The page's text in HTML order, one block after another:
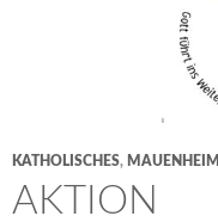
KATHOLISCHES, MAUENHEIM
AKTION